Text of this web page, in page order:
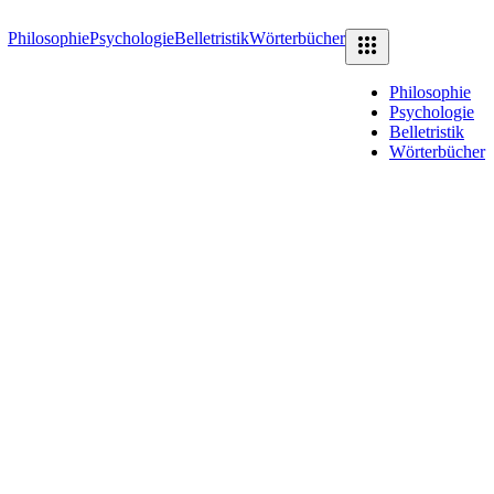
PhilosophiePsychologieBelletristikWörterbücher
Philosophie
Psychologie
Belletristik
Wörterbücher